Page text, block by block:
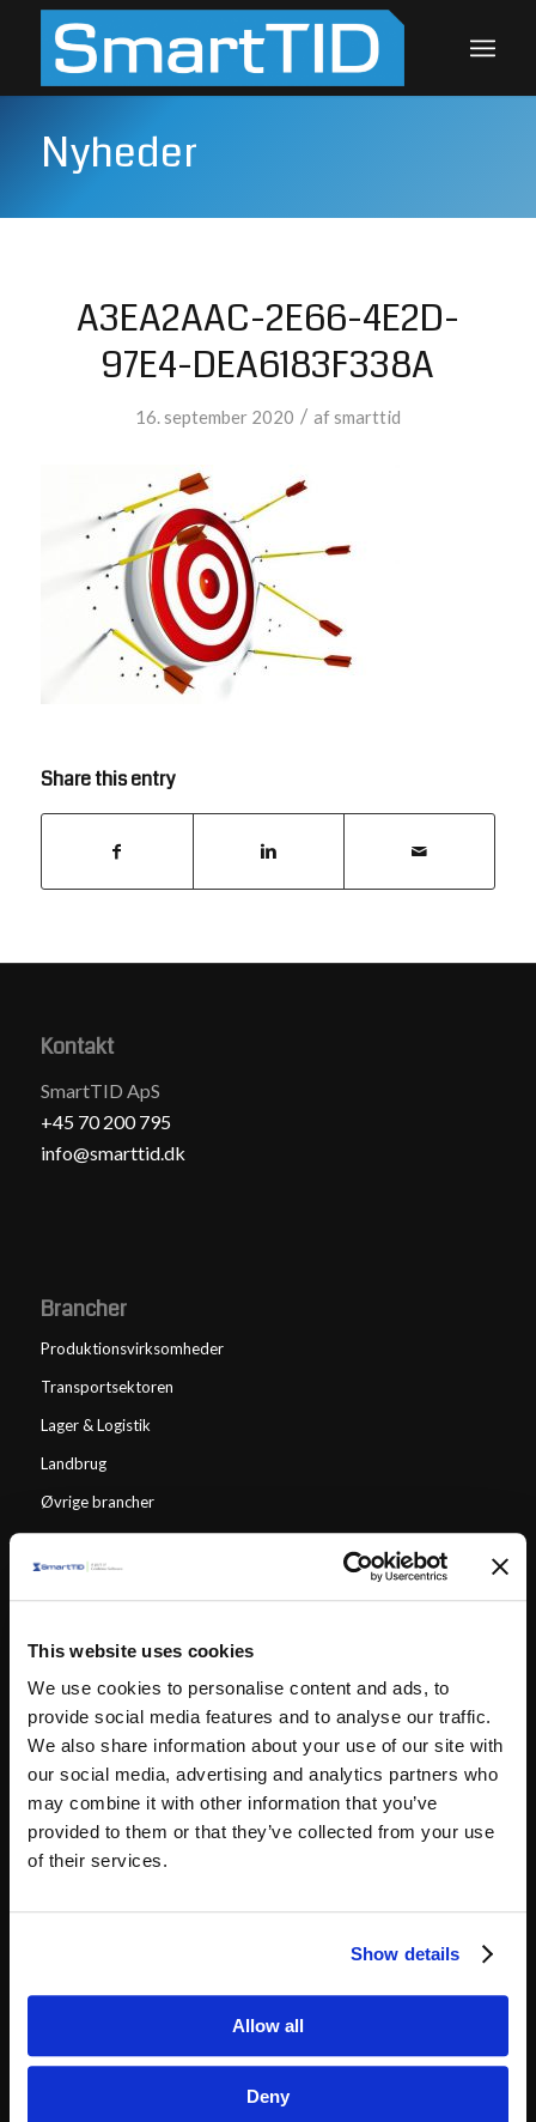
This website uses cookies
We use cookies to personalise content and ads, to
provide social media features and to analyse our traffic.
We also share information about your use of our site with
our social media, advertising and analytics partners who
may combine it with other information that you’ve
provided to them or that they’ve collected from your use
of their services.
Show details
Allow all
Deny
Nyheder
A3EA2AAC-2E66-4E2D-
97E4-DEA6183F338A
16. september 2020 / afsmarttid
Share this entry
Kontakt
SmartTID ApS
+45 70 200 795
info@smarttid.dk
Brancher
Produktionsvirksomheder
Transportsektoren
Lager & Logistik
Landbrug
Øvrige brancher
Moduler
SmartTID Team Planlægning
Time Sheet
bedste overenskomstmotor